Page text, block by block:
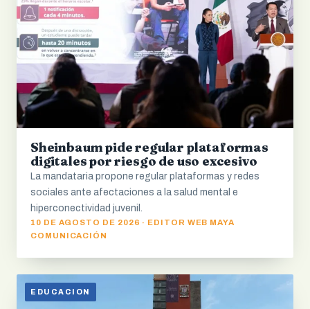
Sheinbaum pide regular plataformas
digitales por riesgo de uso excesivo
La mandataria propone regular plataformas y redes
sociales ante afectaciones a la salud mental e
hiperconectividad juvenil.
10 DE AGOSTO DE 2026 · EDITOR WEB MAYA
COMUNICACIÓN
EDUCACION